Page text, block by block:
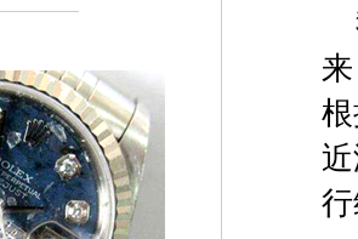
太原市迎泽区解放路15号亨得利名表服务中心（
沈阳市沈河区中街路83号亨得利名表服务中心（
乌鲁木齐市天山区红山路26号时代广场（
温州市鹿城区锦绣路1067号置信广场10层1015室
哈尔滨市道里区友谊西路600号富力中心T2座写字
大连市中山区人民路15号国际金融大厦7层G室（